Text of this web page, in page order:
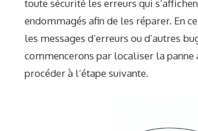
toute sécurité les erreurs qui
endommagés afin de les réparer. En
les messages d’erreurs ou d’autres
commencerons par localiser la panne
procéder à l’étape suivante.